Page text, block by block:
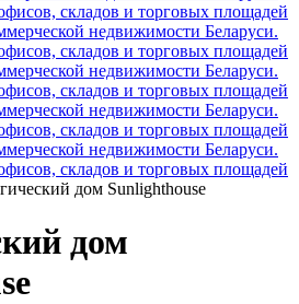
складов и торговых площадей
недвижимости Беларуси.
складов и торговых площадей
недвижимости Беларуси.
складов и торговых площадей
недвижимости Беларуси.
складов и торговых площадей
недвижимости Беларуси.
складов и торговых площадей
дом Sunlighthouse
дом